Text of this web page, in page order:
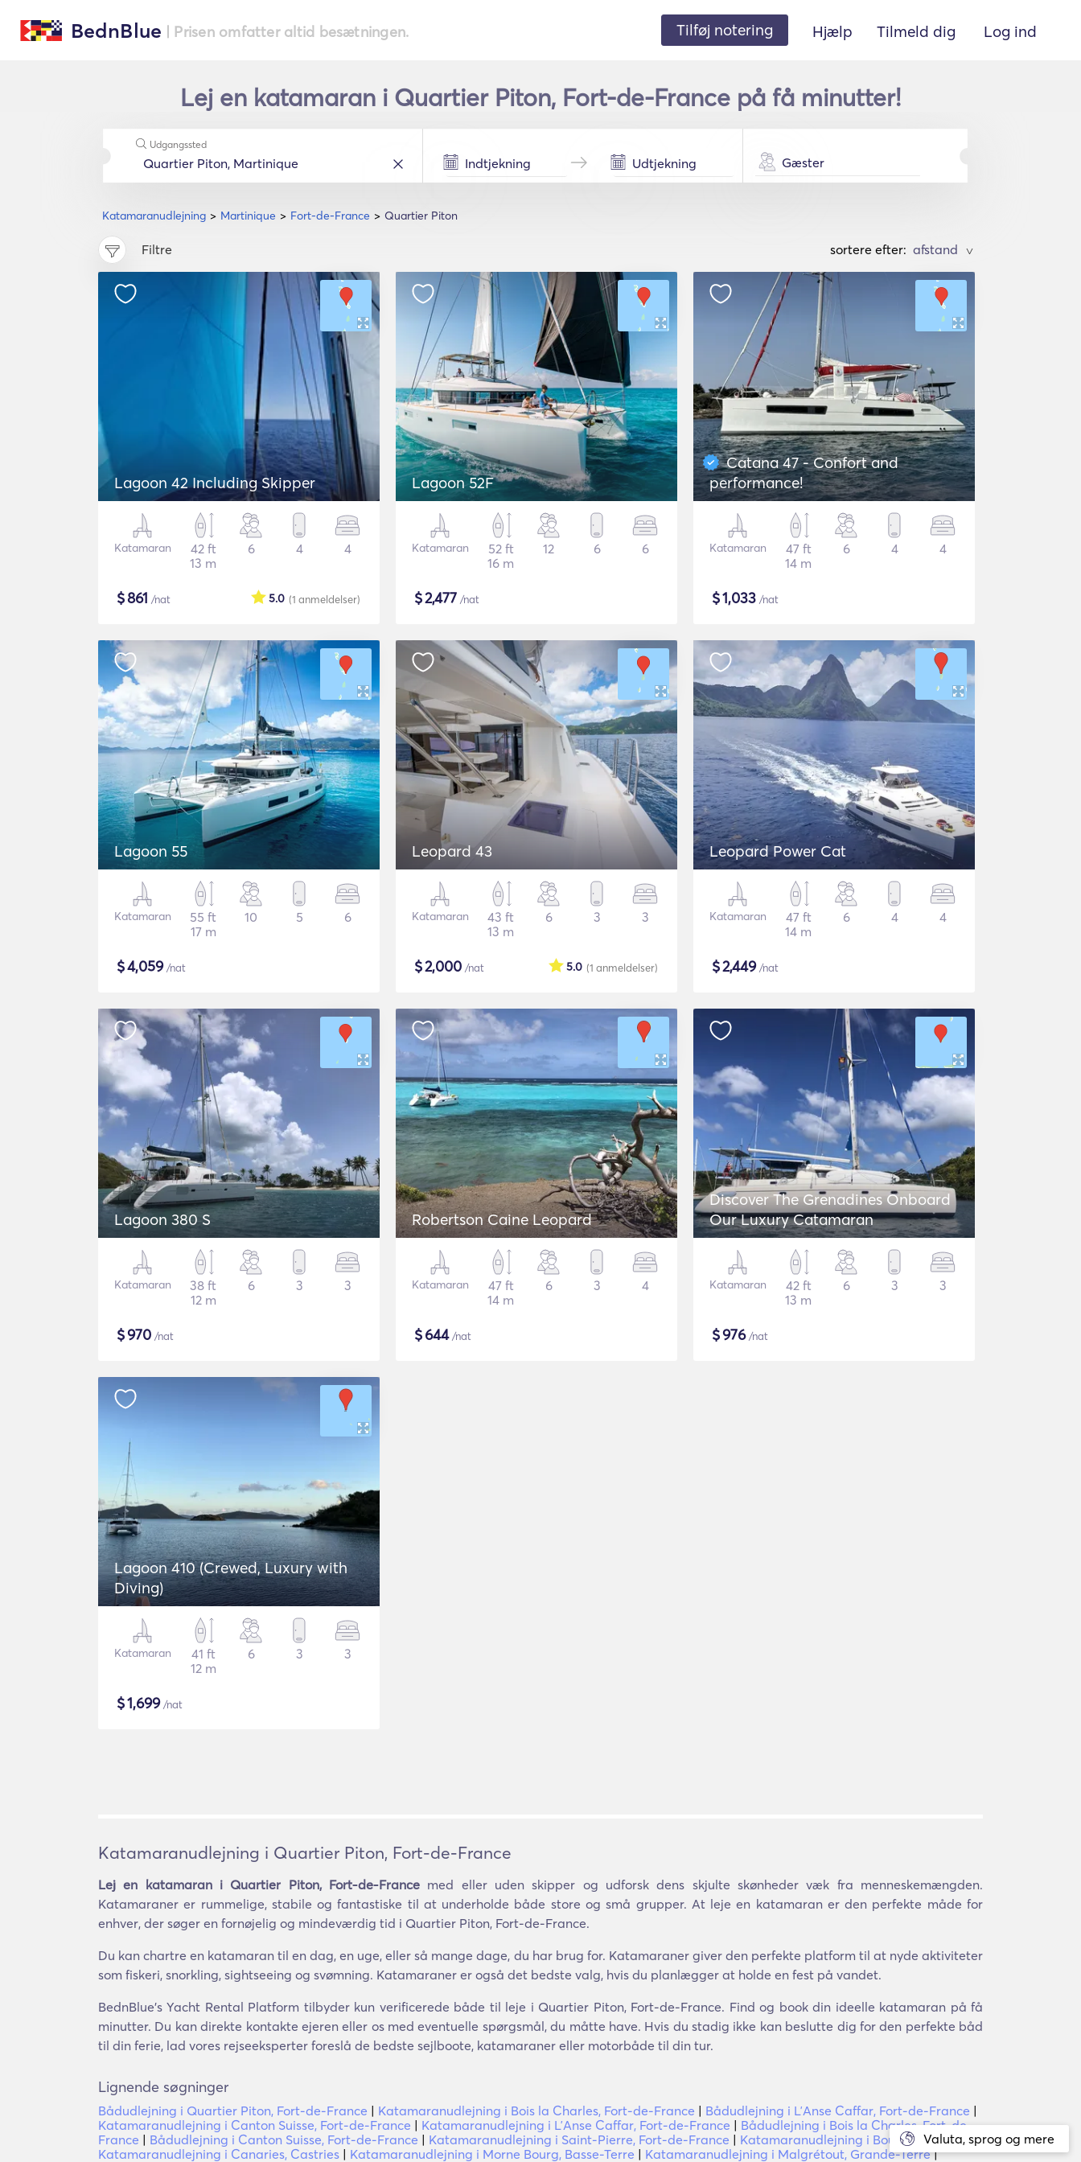
BednBlue | Prisen omfatter altid besætningen. Tilføj notering Hjælp Tilmeld dig Log ind
Lej en katamaran i Quartier Piton, Fort-de-France på få minutter!
Katamaranudlejning Martinique Fort-de-France Quartier Piton
Udgangssted
Gæster
Filtre sortere efter: >
Lagoon 42 Including Skipper
Katamaran
42 ft
13 m
6 4 4
$861 /nat (1 anmeldelser)
5.0
Lagoon 52F
Katamaran
52 ft
16 m
12 6 6
$2,477 /nat
Catana 47 - Confort and
performance!
Katamaran
47 ft
14 m
6 4 4
$1,033 /nat
Lagoon 55
Katamaran
55 ft
17 m
10 5 6
$4,059/nat
Leopard 43
Katamaran
43 ft
13 m
6 3 3
$2,000 /nat (1 anmeldelser)
5.0
Leopard Power Cat
Katamaran
47 ft
14 m
6 4 4
$2,449/nat
Lagoon 380 S
Katamaran
38 ft
12 m
6 3 3
$970 /nat
Robertson Caine Leopard
Katamaran
47 ft
14 m
6 3 4
$644/nat
Discover The Grenadines Onboard
Our Luxury Catamaran
Katamaran
42 ft
13 m
6 3 3
$976/nat
Lagoon 410 (Crewed, Luxury with
Diving)
Katamaran
41 ft
12 m
6 3 3
$1,699/nat
Valuta, sprog og mere
Katamaranudlejning i Quartier Piton, Fort-de-France
Lej en katamaran i Quartier Piton, Fort-de-France med eller uden skipper og udforsk dens skjulte skønheder væk fra menneskemængden.
Katamaraner er rummelige, stabile og fantastiske til at underholde både store og små grupper. At leje en katamaran er den perfekte måde for
enhver, der søger en fornøjelig og mindeværdig tid i Quartier Piton, Fort-de-France.
Du kan chartre en katamaran til en dag, en uge, eller så mange dage, du har brug for. Katamaraner giver den perfekte platform til at nyde aktiviteter
som fiskeri, snorkling, sightseeing og svømning. Katamaraner er også det bedste valg, hvis du planlægger at holde en fest på vandet.
BednBlue's Yacht Rental Platform tilbyder kun verificerede både til leje i Quartier Piton, Fort-de-France. Find og book din ideelle katamaran på få
minutter. Du kan direkte kontakte ejeren eller os med eventuelle spørgsmål, du måtte have. Hvis du stadig ikke kan beslutte dig for den perfekte båd
til din ferie, lad vores rejseeksperter foreslå de bedste sejlboote, katamaraner eller motorbåde til din tur.
Lignende søgninger
Bådudlejning i Quartier Piton, Fort-de-France | Katamaranudlejning i Bois la Charles, Fort-de-France | Bådudlejning i LʼAnse Caffar, Fort-de-France |
Katamaranudlejning i Canton Suisse, Fort-de-France | Katamaranudlejning i LʼAnse Caffar, Fort-de-France | Bådudlejning i Bois la Charles, Fort-de-
France | Bådudlejning i Canton Suisse, Fort-de-France | Katamaranudlejning i Saint-Pierre, Fort-de-France | Katamaranudlejning i Bouton, Castries|
Katamaranudlejning i Canaries, Castries | Katamaranudlejning i Morne Bourg, Basse-Terre | Katamaranudlejning i Malgrétout, Grande-Terre|